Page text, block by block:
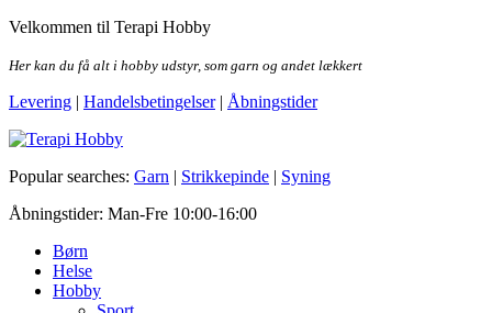
Skip
the
Velkommen til Terapi Hobby
Her kan du få alt i hobby udstyr, som garn og andet lækkert
Levering | Handelsbetingelser| Åbningstider
Terapi Hobby
Popular searches: Garn | Strikkepinde | Syning
Åbningstider: Man-Fre 10:00-16:00
Børn
Helse
Hobby